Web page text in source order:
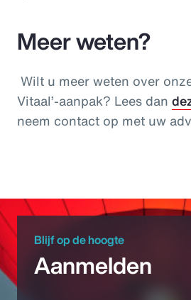
Meer weten?
Wilt u meer weten over
Vitaal’-aanpak? Lees dan
neem contact op met uw
Blijf op de hoogte
Aanmelden